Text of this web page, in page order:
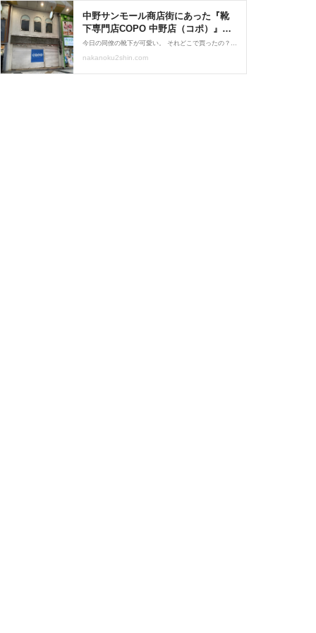
中野サンモール商店街にあった『靴
下専門店COPO 中野店（コポ）』が
閉店してる。 : なかのく通信 - 東京都
中野区の地域情報サイト -
今日の同僚の靴下が可愛い。 それどこで買ったの？と聞くと、 サンモール商店街の『COPO』で 買ったと教えてくれる。 おぉ～ナカ子もご用達のお店だ。 さっそく来てみたら…閉店してる！？
nakanoku2shin.com